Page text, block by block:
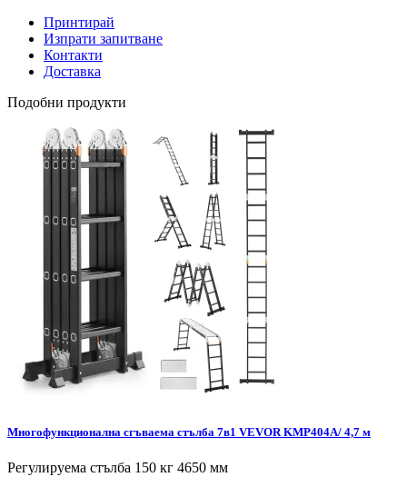
Принтирай
Изпрати запитване
Контакти
Доставка
Подобни продукти
Многофункционална сгъваема стълба 7в1 VEVOR KMP404A/ 4,7 м
Регулируема стълба 150 кг 4650 мм